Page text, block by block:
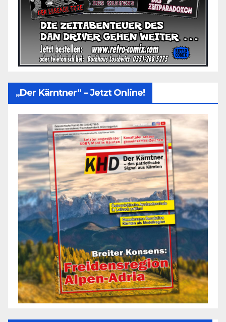
„Der Kärntner“ – Jetzt Online!